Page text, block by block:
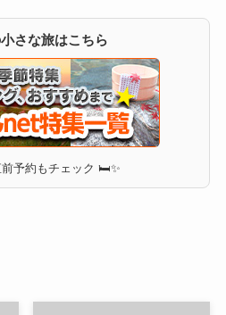
さな旅はこちら
前予約もチェック 🛏✨